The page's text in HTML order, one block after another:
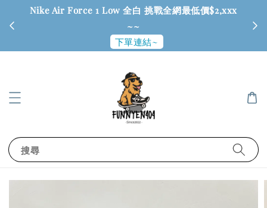
Nike Air Force 1 Low 全白 挑戰全網最低價$2,xxx
~~
下單連結~
搜尋